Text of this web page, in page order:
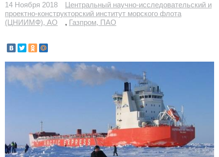
14 Ноября 2018
Центральный научно-исследовательский и
проектно-конструкторский институт морского флота
(ЦНИИМФ), АО
, Газпром, ПАО